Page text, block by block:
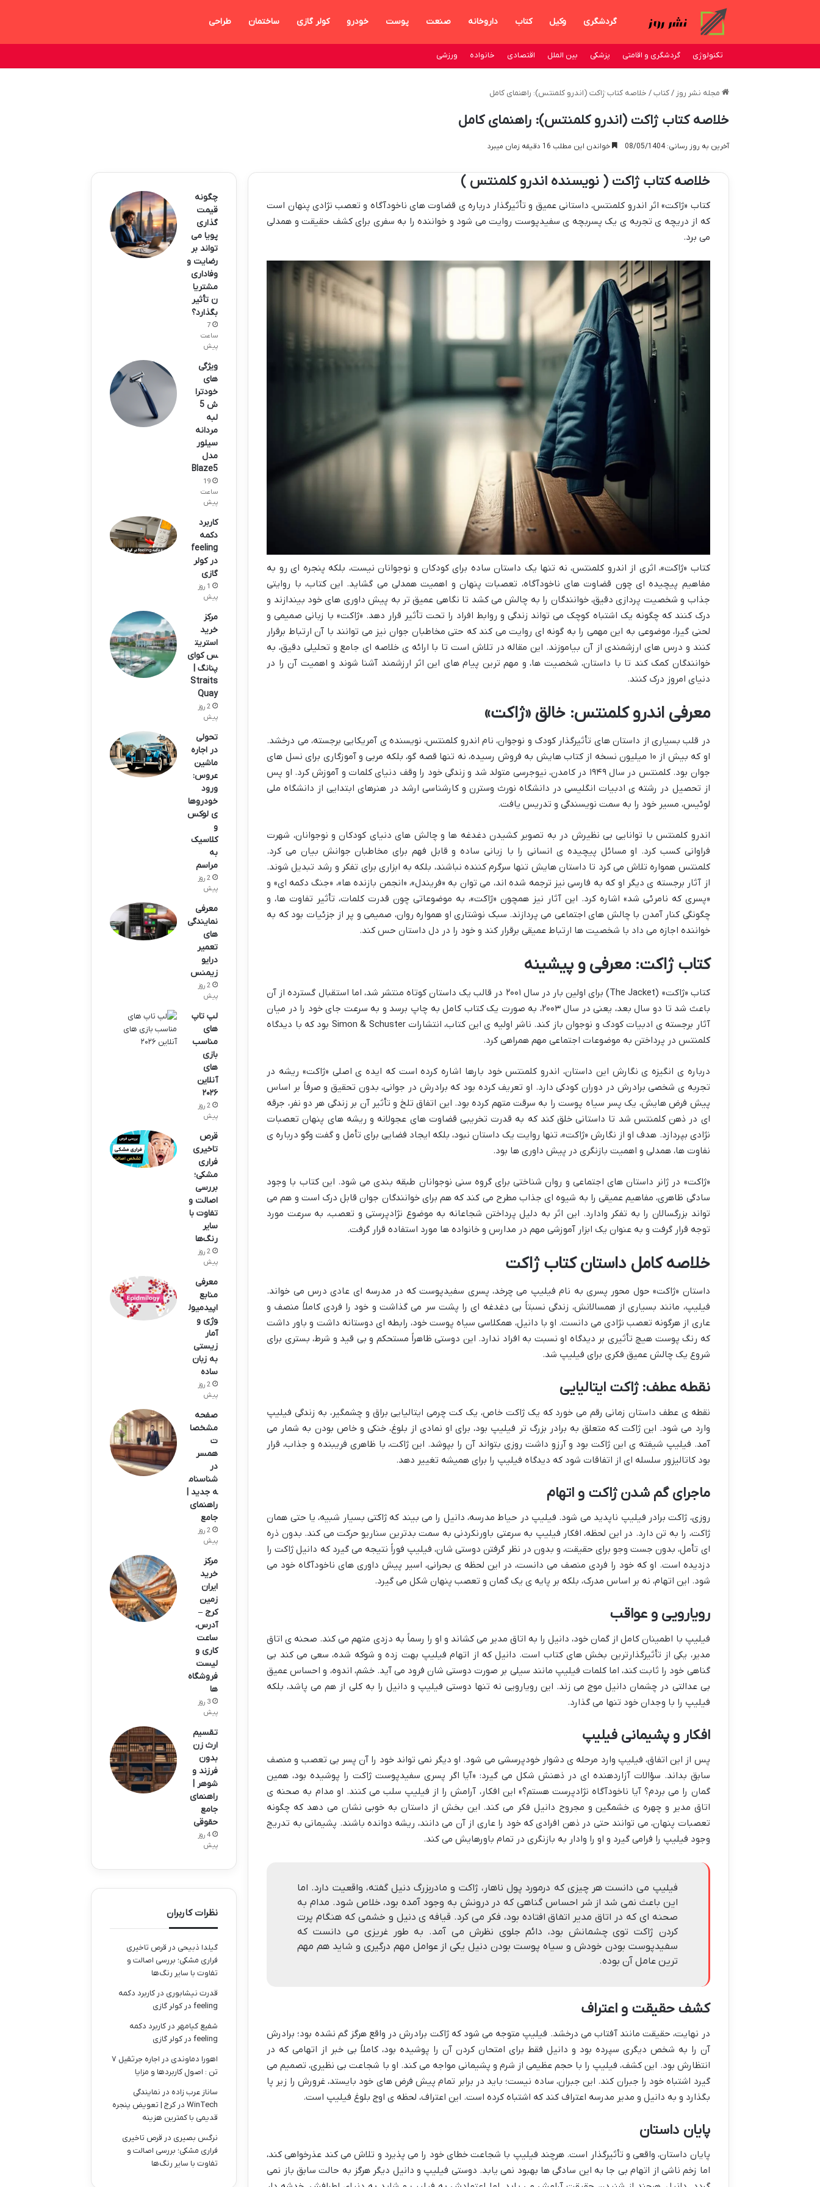
گردشگری وکیل کتاب داروخانه صنعت پوست خودرو کولر گازی ساختمان طراحی
تکنولوژی گردشگری و اقامتی پزشکی بین الملل اقتصادی خانواده ورزشی
مجله نشر روز / کتاب / خلاصه کتاب ژاکت (اندرو کلمنتس): راهنمای کامل
خلاصه کتاب ژاکت (اندرو کلمنتس): راهنمای کامل
آخرین به روز رسانی: 08/05/1404 خواندن این مطلب 16 دقیقه زمان میبرد
خلاصه کتاب ژاکت ( نویسنده اندرو کلمنتس )
کتاب «ژاکت» اثر اندرو کلمنتس، داستانی عمیق و تأثیرگذار درباره ی قضاوت های ناخودآگاه و تعصب نژادی پنهان است
که از دریچه ی تجربه ی یک پسربچه ی سفیدپوست روایت می شود و خواننده را به سفری برای کشف حقیقت و همدلی
می برد.
کتاب «ژاکت»، اثری از اندرو کلمنتس، نه تنها یک داستان ساده برای کودکان و نوجوانان نیست، بلکه پنجره ای رو به
مفاهیم پیچیده ای چون قضاوت های ناخودآگاه، تعصبات پنهان و اهمیت همدلی می گشاید. این کتاب، با روایتی
جذاب و شخصیت پردازی دقیق، خوانندگان را به چالش می کشد تا نگاهی عمیق تر به پیش داوری های خود بیندازند و
درک کنند که چگونه یک اشتباه کوچک می تواند زندگی و روابط افراد را تحت تأثیر قرار دهد. «ژاکت» با زبانی صمیمی و
لحنی گیرا، موضوعی به این مهمی را به گونه ای روایت می کند که حتی مخاطبان جوان نیز می توانند با آن ارتباط برقرار
کنند و درس های ارزشمندی از آن بیاموزند. این مقاله در تلاش است تا با ارائه ی خلاصه ای جامع و تحلیلی دقیق، به
خوانندگان کمک کند تا با داستان، شخصیت ها، و مهم ترین پیام های این اثر ارزشمند آشنا شوند و اهمیت آن را در
دنیای امروز درک کنند.
معرفی اندرو کلمنتس: خالق «ژاکت»
در قلب بسیاری از داستان های تأثیرگذار کودک و نوجوان، نام اندرو کلمنتس، نویسنده ی آمریکایی برجسته، می درخشد.
او که بیش از ۱۰ میلیون نسخه از کتاب هایش به فروش رسیده، نه تنها قصه گو، بلکه مربی و آموزگاری برای نسل های
جوان بود. کلمنتس در سال ۱۹۴۹ در کامدن، نیوجرسی متولد شد و زندگی خود را وقف دنیای کلمات و آموزش کرد. او پس
از تحصیل در رشته ی ادبیات انگلیسی در دانشگاه نورث وسترن و کارشناسی ارشد در هنرهای ابتدایی از دانشگاه ملی
لوئیس، مسیر خود را به سمت نویسندگی و تدریس یافت.
اندرو کلمنتس با توانایی بی نظیرش در به تصویر کشیدن دغدغه ها و چالش های دنیای کودکان و نوجوانان، شهرت
فراوانی کسب کرد. او مسائل پیچیده ی انسانی را با زبانی ساده و قابل فهم برای مخاطبان جوانش بیان می کرد.
کلمنتس همواره تلاش می کرد تا داستان هایش تنها سرگرم کننده نباشند، بلکه به ابزاری برای تفکر و رشد تبدیل شوند.
از آثار برجسته ی دیگر او که به فارسی نیز ترجمه شده اند، می توان به «فریندل»، «انجمن بازنده ها»، «جنگ دکمه ای» و
«پسری که نامرئی شد» اشاره کرد. این آثار نیز همچون «ژاکت»، به موضوعاتی چون قدرت کلمات، تأثیر تفاوت ها، و
چگونگی کنار آمدن با چالش های اجتماعی می پردازند. سبک نوشتاری او همواره روان، صمیمی و پر از جزئیات بود که به
خواننده اجازه می داد با شخصیت ها ارتباط عمیقی برقرار کند و خود را در دل داستان حس کند.
کتاب ژاکت: معرفی و پیشینه
کتاب «ژاکت» (The Jacket) برای اولین بار در سال ۲۰۰۱ در قالب یک داستان کوتاه منتشر شد، اما استقبال گسترده از آن
باعث شد تا دو سال بعد، یعنی در سال ۲۰۰۳، به صورت یک کتاب کامل به چاپ برسد و به سرعت جای خود را در میان
آثار برجسته ی ادبیات کودک و نوجوان باز کند. ناشر اولیه ی این کتاب، انتشارات Simon & Schuster بود که با دیدگاه
کلمنتس در پرداختن به موضوعات اجتماعی مهم همراهی کرد.
درباره ی انگیزه ی نگارش این داستان، اندرو کلمنتس خود بارها اشاره کرده است که ایده ی اصلی «ژاکت» ریشه در
تجربه ی شخصی برادرش در دوران کودکی دارد. او تعریف کرده بود که برادرش در جوانی، بدون تحقیق و صرفاً بر اساس
پیش فرض هایش، یک پسر سیاه پوست را به سرقت متهم کرده بود. این اتفاق تلخ و تأثیر آن بر زندگی هر دو نفر، جرقه
ای در ذهن کلمنتس شد تا داستانی خلق کند که به قدرت تخریبی قضاوت های عجولانه و ریشه های پنهان تعصبات
نژادی بپردازد. هدف او از نگارش «ژاکت»، تنها روایت یک داستان نبود، بلکه ایجاد فضایی برای تأمل و گفت وگو درباره ی
نفاوت ها، همدلی و اهمیت بازنگری در پیش داوری ها بود.
«ژاکت» در ژانر داستان های اجتماعی و روان شناختی برای گروه سنی نوجوانان طبقه بندی می شود. این کتاب با وجود
سادگی ظاهری، مفاهیم عمیقی را به شیوه ای جذاب مطرح می کند که هم برای خوانندگان جوان قابل درک است و هم می
تواند بزرگسالان را به تفکر وادارد. این اثر به دلیل پرداختن شجاعانه به موضوع نژادپرستی و تعصب، به سرعت مورد
توجه قرار گرفت و به عنوان یک ابزار آموزشی مهم در مدارس و خانواده ها مورد استفاده قرار گرفت.
خلاصه کامل داستان کتاب ژاکت
داستان «ژاکت» حول محور پسری به نام فیلیپ می چرخد، پسری سفیدپوست که در مدرسه ای عادی درس می خواند.
فیلیپ، مانند بسیاری از همسالانش، زندگی نسبتاً بی دغدغه ای را پشت سر می گذاشت و خود را فردی کاملاً منصف و
عاری از هرگونه تعصب نژادی می دانست. او با دانیل، همکلاسی سیاه پوست خود، رابطه ای دوستانه داشت و باور داشت
که رنگ پوست هیچ تأثیری بر دیدگاه او نسبت به افراد ندارد. این دوستی ظاهراً مستحکم و بی قید و شرط، بستری برای
شروع یک چالش عمیق فکری برای فیلیپ شد.
نقطه عطف: ژاکت ایتالیایی
نقطه ی عطف داستان زمانی رقم می خورد که یک ژاکت خاص، یک کت چرمی ایتالیایی براق و چشمگیر، به زندگی فیلیپ
وارد می شود. این ژاکت که متعلق به برادر بزرگ تر فیلیپ بود، برای او نمادی از بلوغ، خنکی و خاص بودن به شمار می
آمد. فیلیپ شیفته ی این ژاکت بود و آرزو داشت روزی بتواند آن را بپوشد. این ژاکت، با ظاهری فریبنده و جذاب، قرار
بود کاتالیزور سلسله ای از اتفاقات شود که دیدگاه فیلیپ را برای همیشه تغییر دهد.
ماجرای گم شدن ژاکت و اتهام
روزی، ژاکت برادر فیلیپ ناپدید می شود. فیلیپ در حیاط مدرسه، دانیل را می بیند که ژاکتی بسیار شبیه، یا حتی همان
ژاکت، را به تن دارد. در این لحظه، افکار فیلیپ به سرعتی باورنکردنی به سمت بدترین سناریو حرکت می کند. بدون ذره
ای تأمل، بدون جست وجو برای حقیقت، و بدون در نظر گرفتن دوستی شان، فیلیپ فوراً نتیجه می گیرد که دانیل ژاکت را
دزدیده است. او که خود را فردی منصف می دانست، در این لحظه ی بحرانی، اسیر پیش داوری های ناخودآگاه خود می
شود. این اتهام، نه بر اساس مدرک، بلکه بر پایه ی یک گمان و تعصب پنهان شکل می گیرد.
رویارویی و عواقب
فیلیپ با اطمینان کامل از گمان خود، دانیل را به اتاق مدیر می کشاند و او را رسماً به دزدی متهم می کند. صحنه ی اتاق
مدیر، یکی از تأثیرگذارترین بخش های کتاب است. دانیل که از اتهام فیلیپ بهت زده و شوکه شده، سعی می کند بی
گناهی خود را ثابت کند، اما کلمات فیلیپ مانند سیلی بر صورت دوستی شان فرود می آید. خشم، اندوه، و احساس عمیق
بی عدالتی در چشمان دانیل موج می زند. این رویارویی نه تنها دوستی فیلیپ و دانیل را به کلی از هم می پاشد، بلکه
فیلیپ را با وجدان خود تنها می گذارد.
افکار و پشیمانی فیلیپ
پس از این اتفاق، فیلیپ وارد مرحله ی دشوار خودپرسشی می شود. او دیگر نمی تواند خود را آن پسر بی تعصب و منصف
سابق بداند. سؤالات آزاردهنده ای در ذهنش شکل می گیرد: «آیا اگر پسری سفیدپوست ژاکت را پوشیده بود، همین
گمان را می بردم؟ آیا ناخودآگاه نژادپرست هستم؟» این افکار، آرامش را از فیلیپ سلب می کنند. او مدام به صحنه ی
اتاق مدیر و چهره ی خشمگین و مجروح دانیل فکر می کند. این بخش از داستان به خوبی نشان می دهد که چگونه
تعصبات پنهان، می توانند حتی در ذهن افرادی که خود را عاری از آن می دانند، ریشه دوانده باشند. پشیمانی به تدریج
وجود فیلیپ را فرامی گیرد و او را وادار به بازنگری در تمام باورهایش می کند.
فیلیپ می دانست هر چیزی که درمورد پول ناهار، ژاکت و مادربزرگ دنیل گفته، واقعیت دارد. اما
این باعث نمی شد از شر احساس گناهی که در درونش به وجود آمده بود، خلاص شود. مدام به
صحنه ای که در اتاق مدیر اتفاق افتاده بود، فکر می کرد. قیافه ی دنیل و خشمی که هنگام پرت
کردن ژاکت توی چشمانش بود، دائم جلوی نظرش می آمد. به طور غریزی می دانست که
سفیدپوست بودن خودش و سیاه پوست بودن دنیل یکی از عوامل مهم درگیری و شاید هم مهم
ترین عامل آن بوده.
کشف حقیقت و اعتراف
در نهایت، حقیقت مانند آفتاب می درخشد. فیلیپ متوجه می شود که ژاکت برادرش در واقع هرگز گم نشده بود؛ برادرش
آن را به شخص دیگری سپرده بود و دانیل فقط برای امتحان کردن آن را پوشیده بود، کاملاً بی خبر از اتهامی که در
انتظارش بود. این کشف، فیلیپ را با حجم عظیمی از شرم و پشیمانی مواجه می کند. او با شجاعت بی نظیری، تصمیم می
گیرد اشتباه خود را جبران کند. این جبران، ساده نیست؛ باید در برابر تمام پیش فرض های خود بایستد، غرورش را زیر پا
بگذارد و به دانیل و مدیر مدرسه اعتراف کند که اشتباه کرده است. این اعتراف، لحظه ی اوج بلوغ فیلیپ است.
پایان داستان
پایان داستان، واقعی و تأثیرگذار است. هرچند فیلیپ با شجاعت خطای خود را می پذیرد و تلاش می کند عذرخواهی کند،
اما زخم ناشی از اتهام بی جا به این سادگی ها بهبود نمی یابد. دوستی فیلیپ و دانیل دیگر هرگز به حالت سابق باز نمی
چگونه
قیمت
گذاری
پویا می
تواند بر
رضایت و
وفاداری
مشتریا
ن تأثیر
بگذارد؟
7
ساعت
پیش
ویژگی
های
خودترا
ش 5
لبه
مردانه
سیلور
مدل
Blaze5
19
ساعت
پیش
کاربرد
دکمه
feeling
در کولر
گازی
1 روز
پیش
مرکز
خرید
استریت
س کوای
پنانگ |
Straits
Quay
2 روز
پیش
تحولی
در اجاره
ماشین
عروس:
ورود
خودروها
ی لوکس
و
کلاسیک
به
مراسم
2 روز
پیش
معرفی
نمایندگی‌
های
تعمیر
درایو
زیمنس
2 روز
پیش
لپ تاپ
های
مناسب
بازی
های
آنلاین
۲۰۲۶
2 روز
پیش
قرص
تاخیری
فراری
مشکی؛
بررسی
اصالت و
تفاوت با
سایر
رنگ‌ها
2 روز
پیش
معرفی
منابع
اپیدمیول
وژی و
آمار
زیستی
به زبان
ساده
2 روز
پیش
صفحه
مشخصا
ت
همسر
در
شناسنام
ه جدید |
راهنمای
جامع
2 روز
پیش
مرکز
خرید
ایران
زمین
کرج –
آدرس،
ساعت
کاری و
لیست
فروشگاه
ها
3 روز
پیش
تقسیم
ارث زن
بدون
فرزند و
شوهر |
راهنمای
جامع
حقوقی
4 روز
پیش
نظرات کاربران
گیلدا ذبیحی در قرص تاخیری
فراری مشکی؛ بررسی اصالت و
تفاوت با سایر رنگ‌ها
قدرت نیشابوری در کاربرد دکمه
feeling در کولر گازی
شفیع کیامهر در کاربرد دکمه
feeling در کولر گازی
اهورا دماوندی در
اجاره جرثقیل ۷
تن : اصول کاربردها و مزایا
ساناز عرب زاده در نمایندگی
WinTech در کرج | تعویض پنجره
قدیمی با کمترین هزینه
نرگس بصیری در قرص تاخیری
فراری مشکی؛ بررسی اصالت و
تفاوت با سایر رنگ‌ها